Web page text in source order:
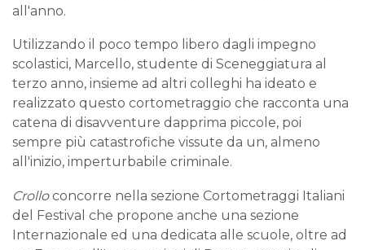
all'anno.
Utilizzando il poco tempo libero dagli impegno
scolastici, Marcello, studente di Sceneggiatura al
terzo anno, insieme ad altri colleghi ha ideato e
realizzato questo cortometraggio che racconta una
catena di disavventure dapprima piccole, poi
sempre più catastrofiche vissute da un, almeno
all'inizio, imperturbabile criminale.
Crolloconcorre nella sezione Cortometraggi Italiani
del Festival che propone anche una sezione
Internazionale ed una dedicata alle scuole, oltre ad